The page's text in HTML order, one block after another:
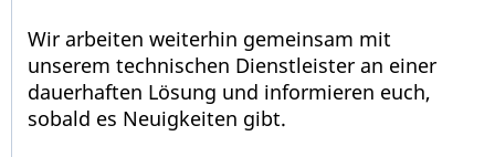
Wir arbeiten weiterhin gemeinsam mit
unserem technischen Dienstleister an einer
dauerhaften Lösung und informieren euch,
sobald es Neuigkeiten gibt.